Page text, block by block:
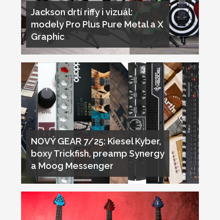
Jackson drtí riffy i vizuál:
modely Pro Plus Pure Metal a X
Graphic
NOVÝ GEAR 7/25: Kiesel Kyber,
boxy Trickfish, preamp Synergy
a Moog Messenger